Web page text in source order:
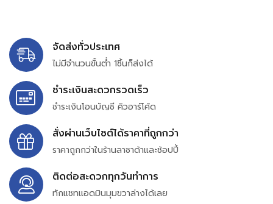
จัดส่งทั่วประเทศ
ไม่มีจำนวนขั้นต่ำ 1ชิ้นก็ส่งได้
ชำระเงินสะดวกรวดเร็ว
ชำระเงินโอนบัญชี คิวอาร์โค้ด
สั่งผ่านเว็บไซต์ได้ราคาที่ถูกกว่า
ราคาถูกกว่าในร้านลาซาด้าและช้อปปี้
ติดต่อสะดวกทุกวันทำการ
ทักแชทแอดมินมุมขวาล่างได้เลย